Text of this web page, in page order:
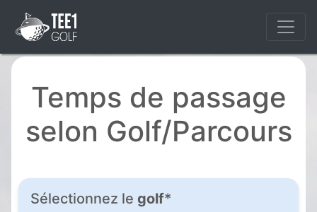
Temps de passage
selon Golf/Parcours
Sélectionnez le golf*